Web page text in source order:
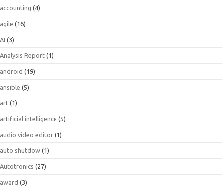
accounting (4)
agile (16)
AI (3)
Analysis Report (1)
android (19)
ansible (5)
art (1)
artificial intelligence (5)
audio video editor (1)
auto shutdow (1)
Autotronics (27)
award (3)